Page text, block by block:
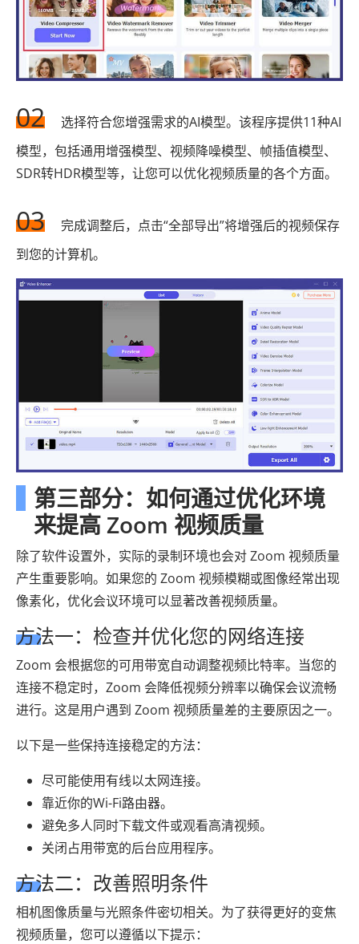
02
选择符合您增强需求的AI模型。该程序提供11种AI
模型，包括通用增强模型、视频降噪模型、帧插值模型、
SDR转HDR模型等，让您可以优化视频质量的各个方面。
03
完成调整后，点击“全部导出”将增强后的视频保存
到您的计算机。
第三部分：如何通过优化环境
来提高 Zoom 视频质量
除了软件设置外，实际的录制环境也会对 Zoom 视频质量
产生重要影响。如果您的 Zoom 视频模糊或图像经常出现
像素化，优化会议环境可以显著改善视频质量。
方法一：检查并优化您的网络连接
Zoom 会根据您的可用带宽自动调整视频比特率。当您的
连接不稳定时，Zoom 会降低视频分辨率以确保会议流畅
进行。这是用户遇到 Zoom 视频质量差的主要原因之一。
以下是一些保持连接稳定的方法：
尽可能使用有线以太网连接。
靠近你的Wi-Fi路由器。
避免多人同时下载文件或观看高清视频。
关闭占用带宽的后台应用程序。
方法二：改善照明条件
相机图像质量与光照条件密切相关。为了获得更好的变焦
视频质量，您可以遵循以下提示：